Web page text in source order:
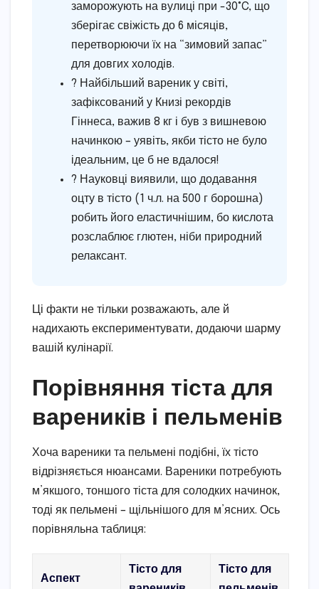
заморожують на вулиці при -30°C, що
зберігає свіжість до 6 місяців,
перетворюючи їх на “зимовий запас”
для довгих холодів.
? Найбільший вареник у світі,
зафіксований у Книзі рекордів
Гіннеса, важив 8 кг і був з вишневою
начинкою – уявіть, якби тісто не було
ідеальним, це б не вдалося!
? Науковці виявили, що додавання
оцту в тісто (1 ч.л. на 500 г борошна)
робить його еластичнішим, бо кислота
розслаблює глютен, ніби природний
релаксант.
Ці факти не тільки розважають, але й
надихають експериментувати, додаючи шарму
вашій кулінарії.
Порівняння тіста для
вареників і пельменів
Хоча вареники та пельмені подібні, їх тісто
відрізняється нюансами. Вареники потребують
м’якшого, тоншого тіста для солодких начинок,
тоді як пельмені – щільнішого для м’ясних. Ось
порівняльна таблиця:
Аспект
Тісто для
Тісто для